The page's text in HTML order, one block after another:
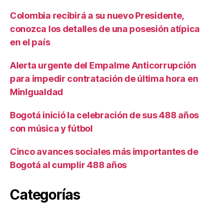
Colombia recibirá a su nuevo Presidente,
conozca los detalles de una posesión atípica
en el país
Alerta urgente del Empalme Anticorrupción
para impedir contratación de última hora en
MinIgualdad
Bogotá inició la celebración de sus 488 años
con música y fútbol
Cinco avances sociales más importantes de
Bogotá al cumplir 488 años
Categorías